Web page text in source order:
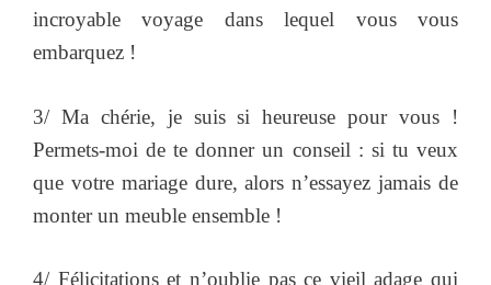
incroyable voyage dans lequel vous vous
embarquez !
3/ Ma chérie, je suis si heureuse pour vous !
Permets-moi de te donner un conseil : si tu veux
que votre mariage dure, alors n’essayez jamais de
monter un meuble ensemble !
4/ Félicitations et n’oublie pas ce vieil adage qui